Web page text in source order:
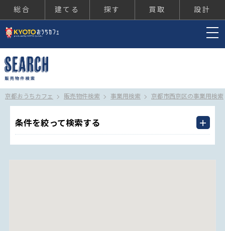
総合 建てる 探す 買取 設計
京都おうちカフェ 販売物件検索 事業用検索 京都市西京区の事業用検索
条件を絞って検索する